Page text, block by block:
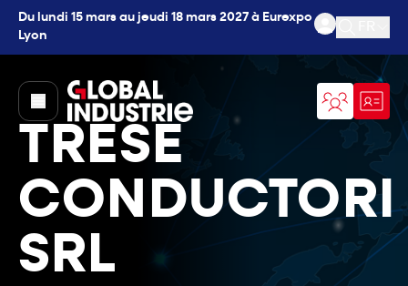
Du lundi 15 mars au jeudi 18 mars 2027 à Eurexpo
Lyon
Ouvrir
page.home
TRESE
CONDUCTORI
SRL